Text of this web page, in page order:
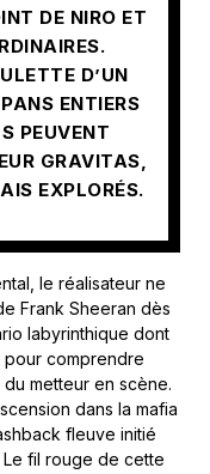
DE NIRO ET
D’UN
ENTIERS
PEUVENT
GRAVITAS,
EXPLORÉS.
le réalisateur ne
Frank Sheeran dès
labyrinthique dont
comprendre
metteur en scène.
dans la mafia
fleuve initié
Le fil rouge de cette